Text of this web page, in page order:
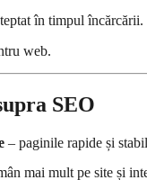
în timpul încărcării.
web.
SEO
– paginile rapide și
mai mult pe site și